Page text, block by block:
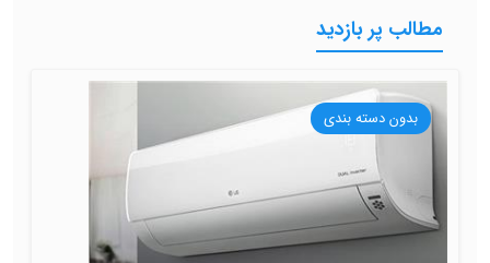
مطالب پر بازدید
بدون دسته بندی